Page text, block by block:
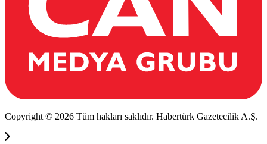
Copyright © 2026 Tüm hakları saklıdır. Habertürk Gazetecilik A.Ş.